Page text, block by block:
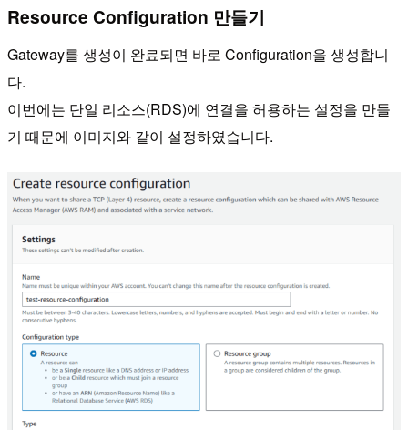
Resource Configuration 만들기
Gateway를 생성이 완료되면 바로 Configuration을 생성합니
다.
이번에는 단일 리소스(RDS)에 연결을 허용하는 설정을 만들
기 때문에 이미지와 같이 설정하였습니다.